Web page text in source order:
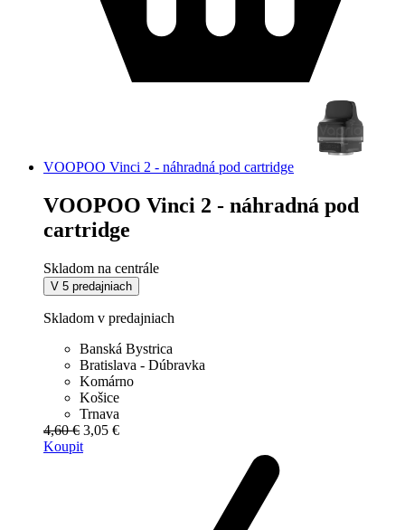
VOOPOO Vinci 2 - náhradná pod cartridge
VOOPOO Vinci 2 - náhradná pod
cartridge
Skladom na centrále
V 5 predajniach
Skladom v predajniach
Banská Bystrica
Bratislava - Dúbravka
Komárno
Košice
Trnava
4,60 € 3,05 €
Koupit